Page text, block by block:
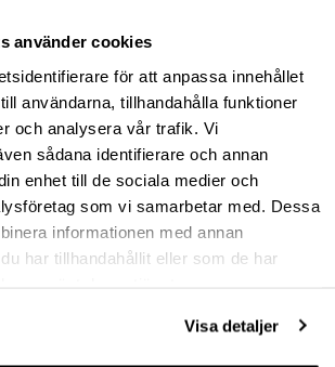
använder cookies
för att anpassa innehållet
användarna, tillhandahålla funktioner
och analysera vår trafik. Vi
sådana identifierare och annan
enhet till de sociala medier och
som vi samarbetar med. Dessa
informationen med annan
har tillhandahållit eller som de har
Visa detaljer
KÖP
Beställningsvara
Slut i lager
Slut i lager